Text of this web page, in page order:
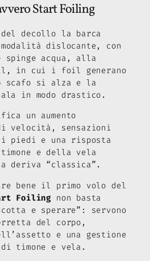
Start Foiling
del decollo la barca
dislocante, con
spinge acqua, alla
in cui i foil generano
scafo si alza e la
in modo drastico.
un aumento
velocità, sensazioni
i piedi e una risposta
e della vela
deriva “classica”.
bene il primo volo del
Foiling non basta
e sperare”: servono
del corpo,
e una gestione
di timone e vela.